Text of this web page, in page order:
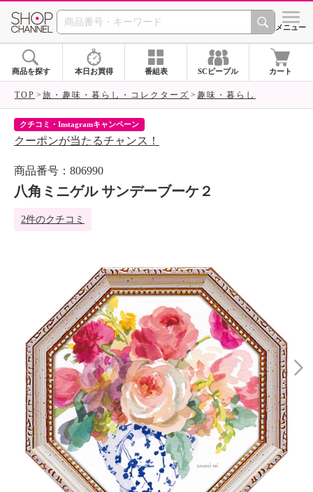
SHOP CHANNEL シメニュー
商品を探す 本日お買得 番組表 SCピープル カート
TOP 旅・趣味・暮らし・コレクターズ 趣味・暮らし
クチコミ・Instagramキャンペーン
クーポンが当たるチャンス！
商品番号：806990
八角ミニゲル サンデーブーケ２
2件のクチコミ